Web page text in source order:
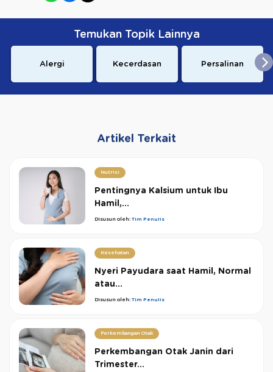
Temukan Topik Lainnya
Alergi Kecerdasan Persalinan
Artikel Terkait
Nutrisi
Pentingnya Kalsium untuk Ibu
Hamil,...
Disusun oleh: Tim Penulis
Kesehatan
Nyeri Payudara saat Hamil, Normal
atau...
Disusun oleh: Tim Penulis
Perkembangan Otak
Perkembangan Otak Janin dari
Trimester...